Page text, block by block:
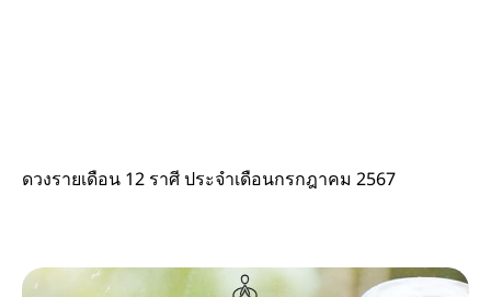
ดวงรายเดือน 12 ราศี ประจำเดือนกรกฎาคม 2567